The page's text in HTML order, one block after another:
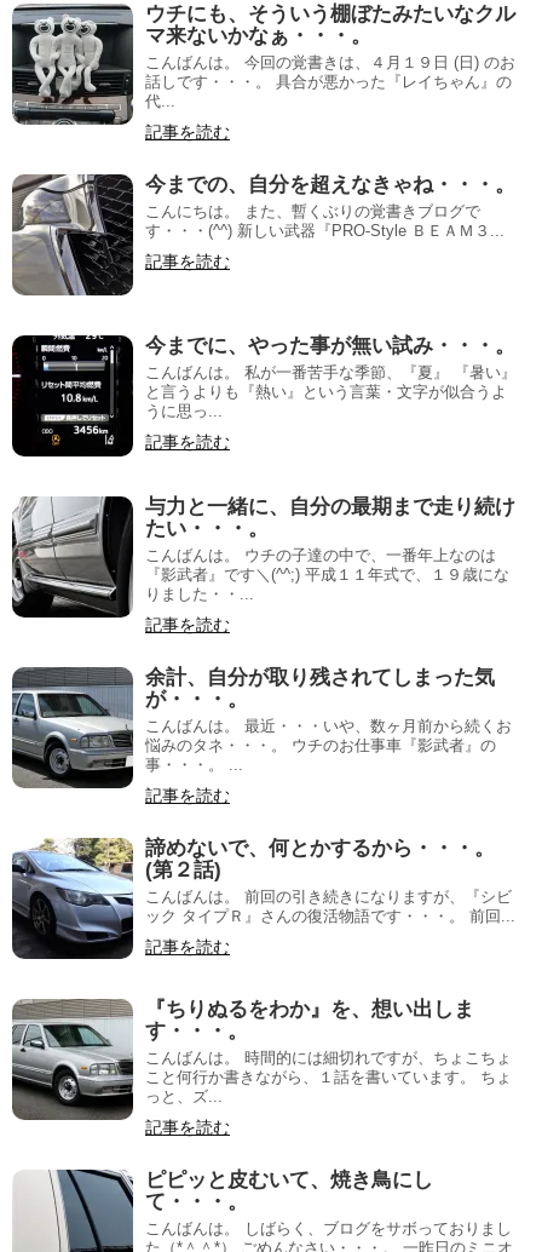
ウチにも、そういう棚ぼたみたいなクル
マ来ないかなぁ・・・。
こんばんは。 今回の覚書きは、４月１９日 (日) のお
話しです・・・。 具合が悪かった『レイちゃん』の
代...
記事を読む
今までの、自分を超えなきゃね・・・。
こんにちは。 また、暫くぶりの覚書きブログで
す・・・(^^) 新しい武器『PRO-Style ＢＥＡＭ３...
記事を読む
今までに、やった事が無い試み・・・。
こんばんは。 私が一番苦手な季節、『夏』 『暑い』
と言うよりも『熱い』という言葉・文字が似合うよ
うに思っ...
記事を読む
与力と一緒に、自分の最期まで走り続け
たい・・・。
こんばんは。 ウチの子達の中で、一番年上なのは
『影武者』です＼(^^;) 平成１１年式で、１９歳にな
りました・・...
記事を読む
余計、自分が取り残されてしまった気
が・・・。
こんばんは。 最近・・・いや、数ヶ月前から続くお
悩みのタネ・・・。 ウチのお仕事車『影武者』の
事・・・。 ...
記事を読む
諦めないで、何とかするから・・・。
(第２話)
こんばんは。 前回の引き続きになりますが、『シビ
ック タイプＲ』さんの復活物語です・・・。 前回...
記事を読む
『ちりぬるをわか』を、想い出しま
す・・・。
こんばんは。 時間的には細切れですが、ちょこちょ
こと何行か書きながら、１話を書いています。 ちょ
っと、ズ...
記事を読む
ピピッと皮むいて、焼き鳥にし
て・・・。
こんばんは。 しばらく、ブログをサボっておりまし
た（*＾＾*） ごめんなさい・・・。 一昨日のミニオ